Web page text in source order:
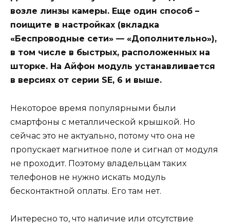
возле линзы камеры. Еще один способ –
поищите в настройках (вкладка
«Беспроводные сети» — «Дополнительно»),
в том числе в быстрых, расположенных на
шторке. На Айфон модуль устанавливается
в версиях от серии SE, 6 и выше.
Некоторое время популярными были
смартфоны с металлической крышкой. Но
сейчас это не актуально, потому что она не
пропускает магнитное поле и сигнал от модуля
не проходит. Поэтому владельцам таких
телефонов не нужно искать модуль
бесконтактной оплаты. Его там нет.
Интересно то, что наличие или отсутствие